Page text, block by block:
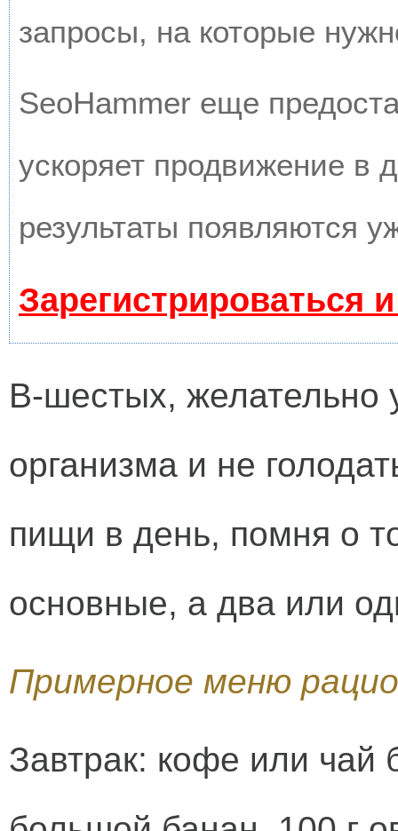
запросы, на которые
SeoHammer еще
ускоряет продвижение в
результаты появляются
Зарегистрироваться
В-шестых, желательно
организма и не
пищи в день, помня о
основные, а два или
Примерное меню
Завтрак: кофе или чай